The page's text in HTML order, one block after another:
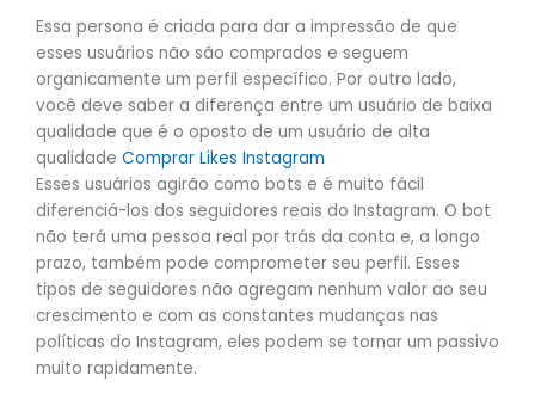
Essa persona é criada para dar a impressão de que
esses usuários não são comprados e seguem
organicamente um perfil específico. Por outro lado,
você deve saber a diferença entre um usuário de baixa
qualidade que é o oposto de um usuário de alta
qualidade Comprar Likes Instagram
Esses usuários agirão como bots e é muito fácil
diferenciá-los dos seguidores reais do Instagram. O bot
não terá uma pessoa real por trás da conta e, a longo
prazo, também pode comprometer seu perfil. Esses
tipos de seguidores não agregam nenhum valor ao seu
crescimento e com as constantes mudanças nas
políticas do Instagram, eles podem se tornar um passivo
muito rapidamente.